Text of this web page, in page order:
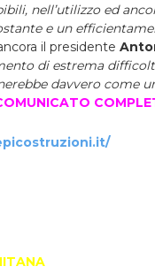
nell’utilizzo ed
e un
il presidente
di estrema
davvero come